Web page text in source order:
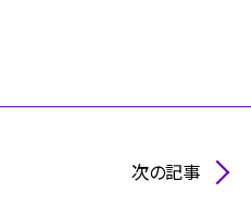
次の記事